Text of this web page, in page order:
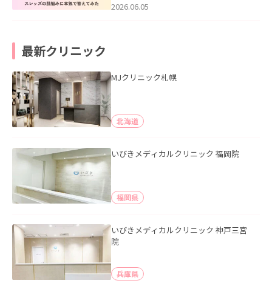
2026.06.05
最新クリニック
MJクリニック札幌
北海道
いびきメディカルクリニック 福岡院
福岡県
いびきメディカルクリニック 神戸三宮
院
兵庫県